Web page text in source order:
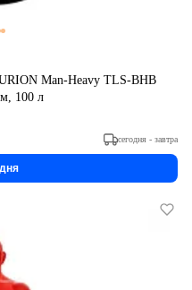
Man-Heavy TLS-BHB
100 л
сегодня - завтра